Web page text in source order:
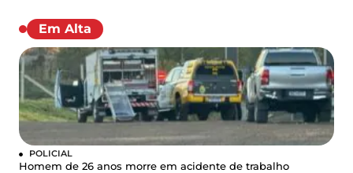
Em Alta
POLICIAL
Homem de 26 anos morre em acidente de trabalho